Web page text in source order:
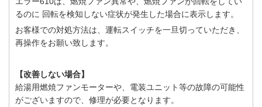
るのに 回転を検知しない症状が発生した場合に表示します。
お客様での対処方法は、運転スイッチを一旦切っていただき、
再操作をお願い致します。
【改善しない場合】
給湯用燃焼ファンモーターや、電装ユニット等の故障の可能性
がございますので、修理が必要となります。